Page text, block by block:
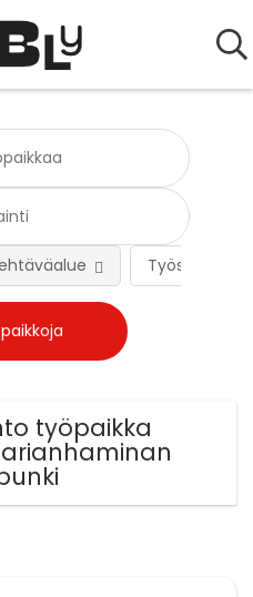
Työsuhteen
työpaikka